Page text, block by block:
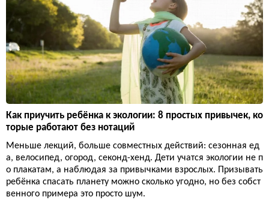
Как приучить ребёнка к экологии: 8 простых привычек, ко
торые работают без нотаций
Меньше лекций, больше совместных действий: сезонная ед
а, велосипед, огород, секонд-хенд. Дети учатся экологии не п
о плакатам, а наблюдая за привычками взрослых. Призывать
ребёнка спасать планету можно сколько угодно, но без собст
венного примера это просто шум.